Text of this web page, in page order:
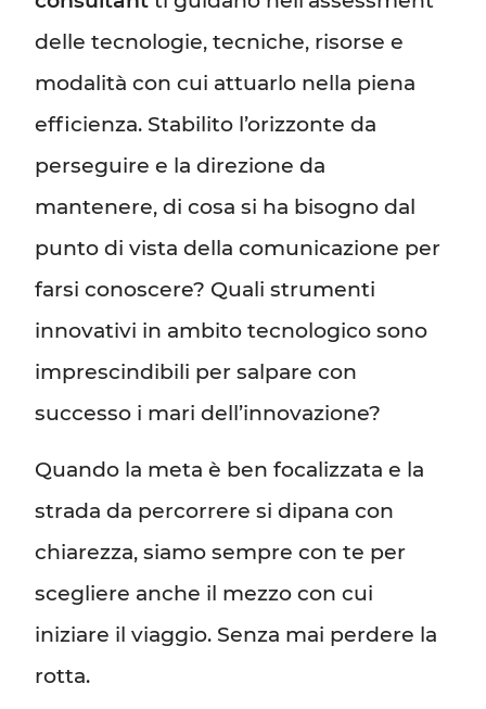
delle tecnologie, tecniche, risorse e
modalità con cui attuarlo nella piena
efficienza. Stabilito l’orizzonte da
perseguire e la direzione da
mantenere, di cosa si ha bisogno dal
punto di vista della comunicazione per
farsi conoscere? Quali strumenti
innovativi in ambito tecnologico sono
imprescindibili per salpare con
successo i mari dell’innovazione?
Quando la meta è ben focalizzata e la
strada da percorrere si dipana con
chiarezza, siamo sempre con te per
scegliere anche il mezzo con cui
iniziare il viaggio. Senza mai perdere la
rotta.